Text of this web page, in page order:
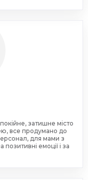
затишне місто
все продумано до
для мами з
емоції і за